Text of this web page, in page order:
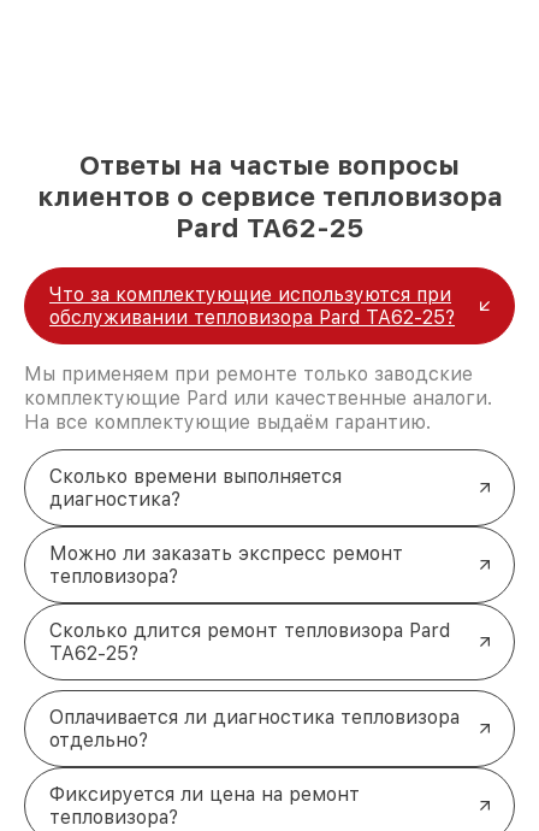
Ответы на частые вопросы
клиентов о сервисе тепловизора
Pard TA62-25
Что за комплектующие используются при
обслуживании тепловизора Pard TA62-25?
Мы применяем при ремонте только заводские
комплектующие Pard или качественные аналоги.
На все комплектующие выдаём гарантию.
Сколько времени выполняется
диагностика?
Можно ли заказать экспресс ремонт
тепловизора?
Сколько длится ремонт тепловизора Pard
TA62-25?
Оплачивается ли диагностика тепловизора
отдельно?
Фиксируется ли цена на ремонт
тепловизора?